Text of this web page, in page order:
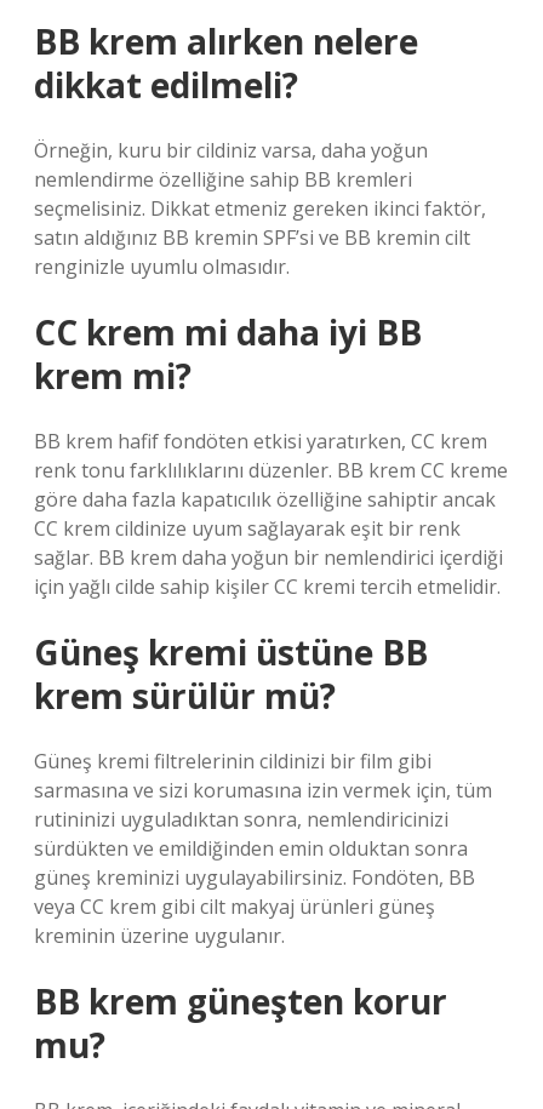
BB krem alırken nelere
dikkat edilmeli?
Örneğin, kuru bir cildiniz varsa, daha yoğun
nemlendirme özelliğine sahip BB kremleri
seçmelisiniz. Dikkat etmeniz gereken ikinci faktör,
satın aldığınız BB kremin SPF’si ve BB kremin cilt
renginizle uyumlu olmasıdır.
CC krem mi daha iyi BB
krem mi?
BB krem ​​hafif fondöten etkisi yaratırken, CC krem ​​
renk tonu farklılıklarını düzenler. BB krem ​​CC kreme
göre daha fazla kapatıcılık özelliğine sahiptir ancak
CC krem ​​cildinize uyum sağlayarak eşit bir renk
sağlar. BB krem ​​daha yoğun bir nemlendirici içerdiği
için yağlı cilde sahip kişiler CC kremi tercih etmelidir.
Güneş kremi üstüne BB
krem sürülür mü?
Güneş kremi filtrelerinin cildinizi bir film gibi
sarmasına ve sizi korumasına izin vermek için, tüm
rutininizi uyguladıktan sonra, nemlendiricinizi
sürdükten ve emildiğinden emin olduktan sonra
güneş kreminizi uygulayabilirsiniz. Fondöten, BB
veya CC krem ​​gibi cilt makyaj ürünleri güneş
kreminin üzerine uygulanır.
BB krem güneşten korur
mu?